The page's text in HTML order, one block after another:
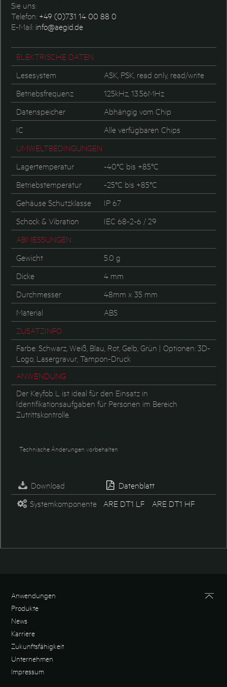
Sie uns:
Telefon: +49 (0)731 14 00 88 0
E-Mail: info@aegid.de
ELEKTRISCHE DATEN
Lesesystem
ASK, PSK, read only, read/write
Betriebsfrequenz
125kHz, 13.56MHz
Datenspeicher
Abhängig vom Chip
IC
Alle verfügbaren Chips
UMWELTBEDINGUNGEN
Lagertemperatur
-40°C bis +85°C
Betriebstemperatur
-25°C bis +85°C
Gehäuse Schutzklasse
IP 67
Schock & Vibration
IEC 68-2-6 / 29
ABMESSUNGEN
Gewicht
5.0 g
Dicke
4 mm
Durchmesser
48mm x 35 mm
Material
ABS
ZUSATZINFO
Farbe: Schwarz, Weiß, Blau, Rot, Gelb, Grün | Optionen: 3D-
Logo, Lasergravur, Tampon-Druck
ANWENDUNG
Der Keyfob L ist ideal für den Einsatz in
Identifikationsaufgaben für Personen im Bereich
Zutrittskontrolle.
Technische Änderungen vorbehalten
Download
Datenblatt
Systemkomponente
ARE DT1 LF ARE DT1 HF
Anwendungen
Produkte
News
Karriere
Zukunftsfähigkeit
Unternehmen
Impressum